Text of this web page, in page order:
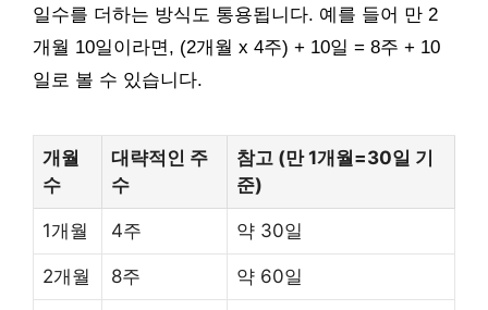
일수를 더하는 방식도 통용됩니다. 예를 들어 만 2
개월 10일이라면, (2개월 x 4주) + 10일 = 8주 + 10
일로 볼 수 있습니다.
개월
수
대략적인 주
수
참고 (만 1개월=30일 기
준)
1개월 4주 약 30일
2개월 8주 약 60일